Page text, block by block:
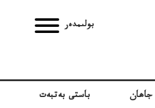
بولىمدەر
باستى بەتبەت جاھان